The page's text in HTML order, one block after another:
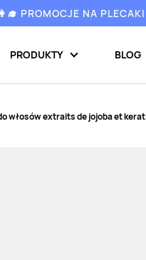
👩‍🎓 PROMOCJE NA
PRODUKTY BLOG
włosów extraits de jojoba et